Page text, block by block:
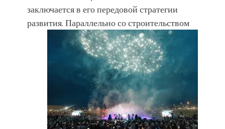
заключается в его передовой стратегии
развития. Параллельно состроительством